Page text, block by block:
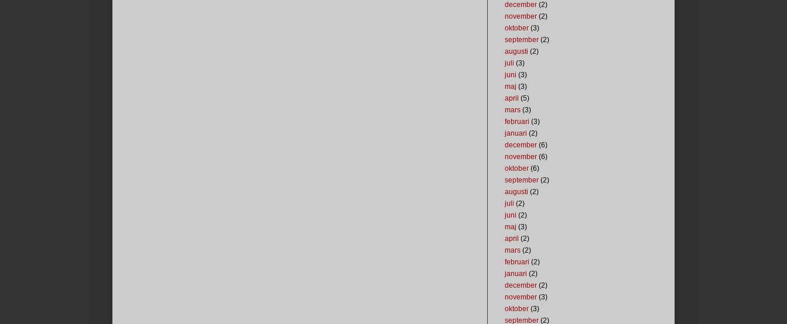
december (2)
november (2)
oktober (3)
september (2)
augusti (2)
juli (3)
juni (3)
maj (3)
april (5)
mars (3)
februari (3)
januari (2)
december (6)
november (6)
oktober (6)
september (2)
augusti (2)
juli (2)
juni (2)
maj (3)
april (2)
mars (2)
februari (2)
januari (2)
december (2)
november (3)
oktober (3)
september (2)